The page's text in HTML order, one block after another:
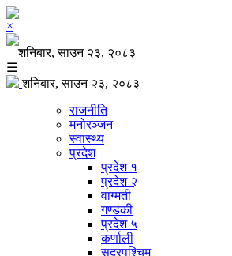
×
शनिबार, साउन २३, २०८३
☰
शनिबार, साउन २३, २०८३
राजनीति
मनोरञ्जन
स्वास्थ्य
प्रदेश
प्रदेश १
प्रदेश २
वाग्मती
गण्डकी
प्रदेश ५
कर्णाली
सुदुरपश्चिम